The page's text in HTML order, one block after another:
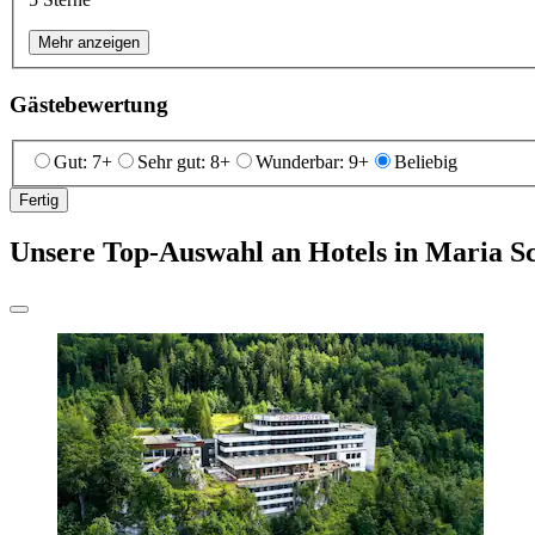
Mehr anzeigen
Gästebewertung
Gut: 7+ Sehr gut: 8+ Wunderbar: 9+ Beliebig
Fertig
Unsere Top-Auswahl an Hotels in Maria